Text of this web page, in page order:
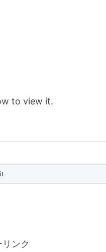
to view it.
ンク